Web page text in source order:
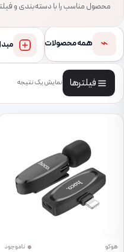
محصول مناسب را با دسته‌بندی و
⌁ همه محصولات
فیلترها نمایش یک نتیجه
هوکو ناموجود